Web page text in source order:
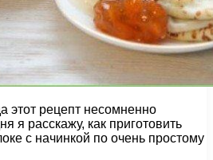
этот рецепт несомненно
я расскажу, как приготовить
с начинкой по очень простому